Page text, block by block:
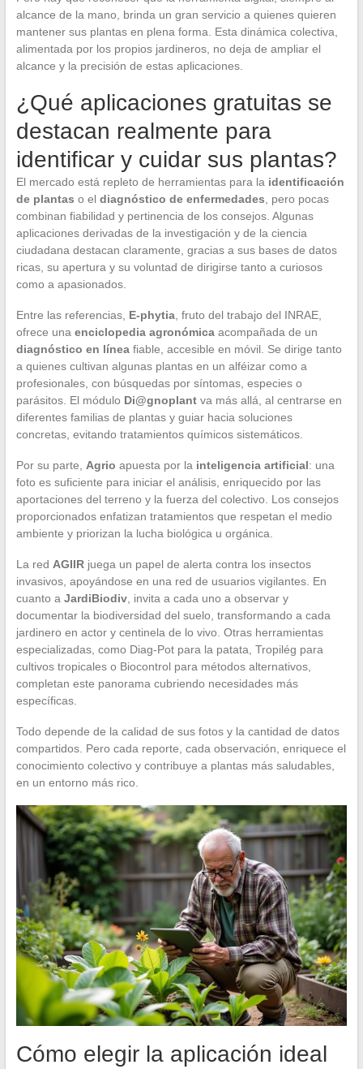
alcance de la mano, brinda un gran servicio a quienes quieren
mantener sus plantas en plena forma. Esta dinámica colectiva,
alimentada por los propios jardineros, no deja de ampliar el
alcance y la precisión de estas aplicaciones.
¿Qué aplicaciones gratuitas se
destacan realmente para
identificar y cuidar sus plantas?
El mercado está repleto de herramientas para la identificación
de plantas o el diagnóstico de enfermedades , pero pocas
combinan fiabilidad y pertinencia de los consejos. Algunas
aplicaciones derivadas de la investigación y de la ciencia
ciudadana destacan claramente, gracias a sus bases de datos
ricas, su apertura y su voluntad de dirigirse tanto a curiosos
como a apasionados.
Entre las referencias, E-phytia, fruto del trabajo del INRAE,
ofrece una enciclopedia agronómicaacompañada de un
diagnóstico en líneafiable, accesible en móvil. Se dirige tanto
a quienes cultivan algunas plantas en un alféizar como a
profesionales, con búsquedas por síntomas, especies o
parásitos. El módulo Di@gnoplantva más allá, al centrarse en
diferentes familias de plantas y guiar hacia soluciones
concretas, evitando tratamientos químicos sistemáticos.
Por su parte, Agrio apuesta por la inteligencia artificial: una
foto es suficiente para iniciar el análisis, enriquecido por las
aportaciones del terreno y la fuerza del colectivo. Los consejos
proporcionados enfatizan tratamientos que respetan el medio
ambiente y priorizan la lucha biológica u orgánica.
La red AGIIRjuega un papel de alerta contra los insectos
invasivos, apoyándose en una red de usuarios vigilantes. En
cuanto a JardiBiodiv, invita a cada uno a observar y
documentar la biodiversidad del suelo, transformando a cada
jardinero en actor y centinela de lo vivo. Otras herramientas
especializadas, como Diag-Pot para la patata, Tropilég para
cultivos tropicales o Biocontrol para métodos alternativos,
completan este panorama cubriendo necesidades más
específicas.
Todo depende de la calidad de sus fotos y la cantidad de datos
compartidos. Pero cada reporte, cada observación, enriquece el
conocimiento colectivo y contribuye a plantas más saludables,
en un entorno más rico.
Cómo elegir la aplicación ideal